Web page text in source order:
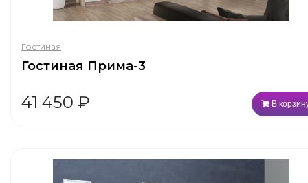
Гостиная
Гостиная Прима-3
41 450 ₽ В